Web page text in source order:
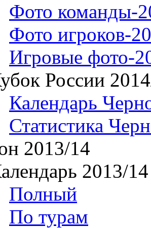
Фото команды-
Фото игроков-
Игровые фото-
России
Календарь
Статистика
2013/14
2013/14
Полный
По турам